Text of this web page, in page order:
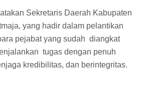
Sekretaris Daerah Kabupaten
yang hadir dalam pelantikan
pejabat yang sudah diangkat
tugas dengan penuh
kredibilitas, dan berintegritas.